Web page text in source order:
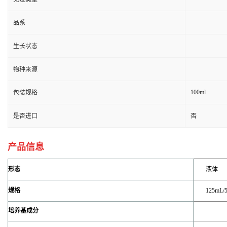
品系
生长状态
物种来源
包装规格 100ml
是否进口 否
产品信息
形态 液体
规格 125mL/
培养基成分